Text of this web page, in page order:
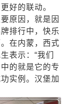
好的联动。
原因，就是因
排行中，快乐
在内蒙，西式
表示： “我们
的就是它的专
实例。汉堡加